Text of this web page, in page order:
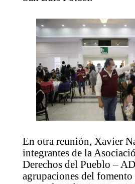
En otra reunión, Xavier
integrantes de la
Derechos del Pueblo –
agrupaciones del fomento